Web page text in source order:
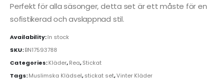
Perfekt för alla säsonger, detta set är ett måste för en
sofistikerad och avslappnad stil.
Availability:In stock
SKU:BN17593788
Categories:Kläder,Rea,Stickat
Tags:Muslimska Klädsel,stickat set,Vinter Kläder